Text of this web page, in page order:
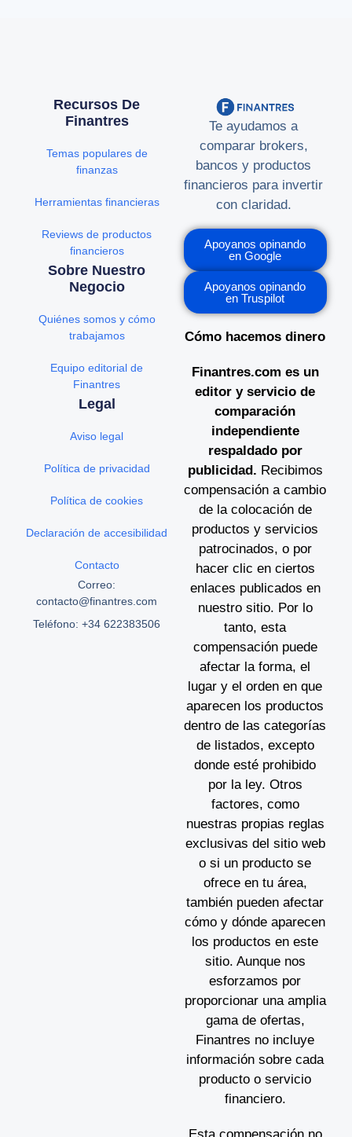
Te ayudamos a
comparar brokers,
bancos y productos
financieros para invertir
con claridad.
Apoyanos opinando
en Google
Apoyanos opinando
en Truspilot
Cómo hacemos dinero
Finantres.com es un
editor y servicio de
comparación
independiente
respaldado por
publicidad. Recibimos
compensación a cambio
de la colocación de
productos y servicios
patrocinados, o por
hacer clic en ciertos
enlaces publicados en
nuestro sitio. Por lo
tanto, esta
compensación puede
afectar la forma, el
lugar y el orden en que
aparecen los productos
dentro de las categorías
de listados, excepto
donde esté prohibido
por la ley. Otros
factores, como
nuestras propias reglas
exclusivas del sitio web
o si un producto se
ofrece en tu área,
también pueden afectar
cómo y dónde aparecen
los productos en este
sitio. Aunque nos
esforzamos por
proporcionar una amplia
gama de ofertas,
Finantres no incluye
información sobre cada
producto o servicio
financiero.
Recursos De
Finantres
Temas populares de
finanzas
Herramientas financieras
Reviews de productos
financieros
Sobre Nuestro
Negocio
Quiénes somos y cómo
trabajamos
Equipo editorial de
Finantres
Legal
Aviso legal
Política de privacidad
Política de cookies
Declaración de accesibilidad
Contacto
Correo:
contacto@finantres.com
Teléfono: +34 622383506